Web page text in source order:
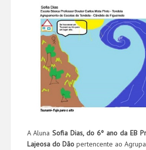
A Aluna Sofia Dias, do 6º ano da EB
Lajeosa do Dão pertencente ao